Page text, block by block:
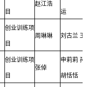
目
赵江浩
运
创业训练项
目
周琳琳 刘古兰 王
创业训练项
目
张倬
申莉莉 孙
胡恬恬